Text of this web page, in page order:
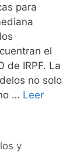
para
el
de IRPF. La
no solo
… Leer
y